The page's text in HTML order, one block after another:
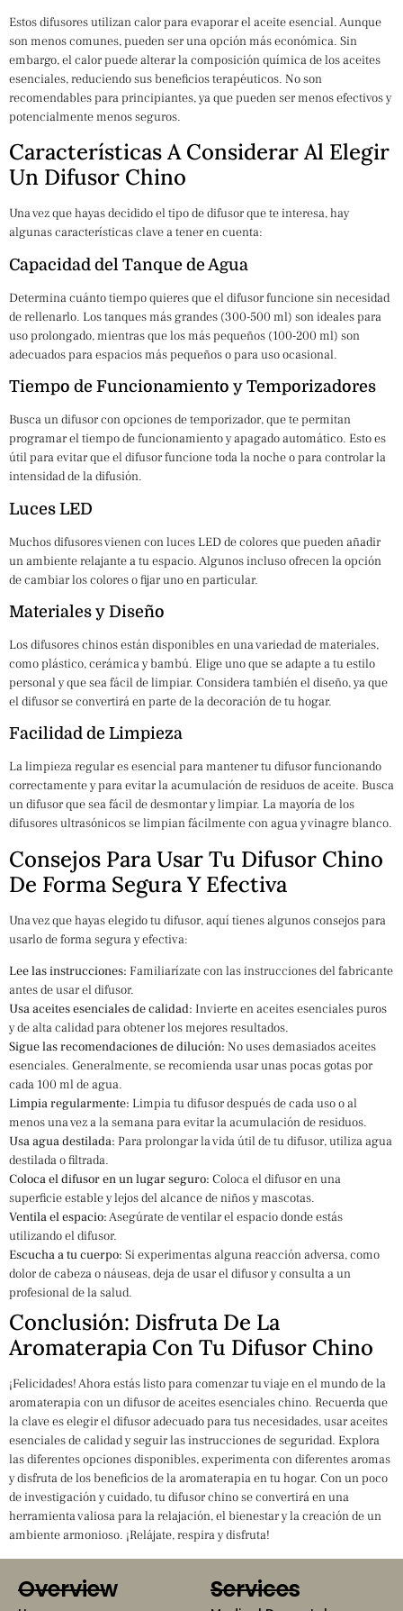
Estos difusores utilizan calor para evaporar el aceite esencial. Aunque
son menos comunes, pueden ser una opción más económica. Sin
embargo, el calor puede alterar la composición química de los aceites
esenciales, reduciendo sus beneficios terapéuticos. No son
recomendables para principiantes, ya que pueden ser menos efectivos y
potencialmente menos seguros.
Características A Considerar Al Elegir
Un Difusor Chino
Una vez que hayas decidido el tipo de difusor que te interesa, hay
algunas características clave a tener en cuenta:
Capacidad del Tanque de Agua
Determina cuánto tiempo quieres que el difusor funcione sin necesidad
de rellenarlo. Los tanques más grandes (300-500 ml) son ideales para
uso prolongado, mientras que los más pequeños (100-200 ml) son
adecuados para espacios más pequeños o para uso ocasional.
Tiempo de Funcionamiento y Temporizadores
Busca un difusor con opciones de temporizador, que te permitan
programar el tiempo de funcionamiento y apagado automático. Esto es
útil para evitar que el difusor funcione toda la noche o para controlar la
intensidad de la difusión.
Luces LED
Muchos difusores vienen con luces LED de colores que pueden añadir
un ambiente relajante a tu espacio. Algunos incluso ofrecen la opción
de cambiar los colores o fijar uno en particular.
Materiales y Diseño
Los difusores chinos están disponibles en una variedad de materiales,
como plástico, cerámica y bambú. Elige uno que se adapte a tu estilo
personal y que sea fácil de limpiar. Considera también el diseño, ya que
el difusor se convertirá en parte de la decoración de tu hogar.
Facilidad de Limpieza
La limpieza regular es esencial para mantener tu difusor funcionando
correctamente y para evitar la acumulación de residuos de aceite. Busca
un difusor que sea fácil de desmontar y limpiar. La mayoría de los
difusores ultrasónicos se limpian fácilmente con agua y vinagre blanco.
Consejos Para Usar Tu Difusor Chino
De Forma Segura Y Efectiva
Una vez que hayas elegido tu difusor, aquí tienes algunos consejos para
usarlo de forma segura y efectiva:
Lee las instrucciones: Familiarízate con las instrucciones del fabricante
antes de usar el difusor.
Usa aceites esenciales de calidad: Invierte en aceites esenciales puros
y de alta calidad para obtener los mejores resultados.
Sigue las recomendaciones de dilución: No uses demasiados aceites
esenciales. Generalmente, se recomienda usar unas pocas gotas por
cada 100 ml de agua.
Limpia regularmente: Limpia tu difusor después de cada uso o al
menos una vez a la semana para evitar la acumulación de residuos.
Usa agua destilada: Para prolongar la vida útil de tu difusor, utiliza agua
destilada o filtrada.
Coloca el difusor en un lugar seguro: Coloca el difusor en una
superficie estable y lejos del alcance de niños y mascotas.
Ventila el espacio:Asegúrate de ventilar el espacio donde estás
utilizando el difusor.
Escucha a tu cuerpo: Si experimentas alguna reacción adversa, como
dolor de cabeza o náuseas, deja de usar el difusor y consulta a un
profesional de la salud.
Conclusión: Disfruta De La
Aromaterapia Con Tu Difusor Chino
¡Felicidades! Ahora estás listo para comenzar tu viaje en el mundo de la
aromaterapia con un difusor de aceites esenciales chino. Recuerda que
la clave es elegir el difusor adecuado para tus necesidades, usar aceites
esenciales de calidad y seguir las instrucciones de seguridad. Explora
las diferentes opciones disponibles, experimenta con diferentes aromas
y disfruta de los beneficios de la aromaterapia en tu hogar. Con un poco
de investigación y cuidado, tu difusor chino se convertirá en una
herramienta valiosa para la relajación, el bienestar y la creación de un
ambiente armonioso. ¡Relájate, respira y disfruta!
Overview Services